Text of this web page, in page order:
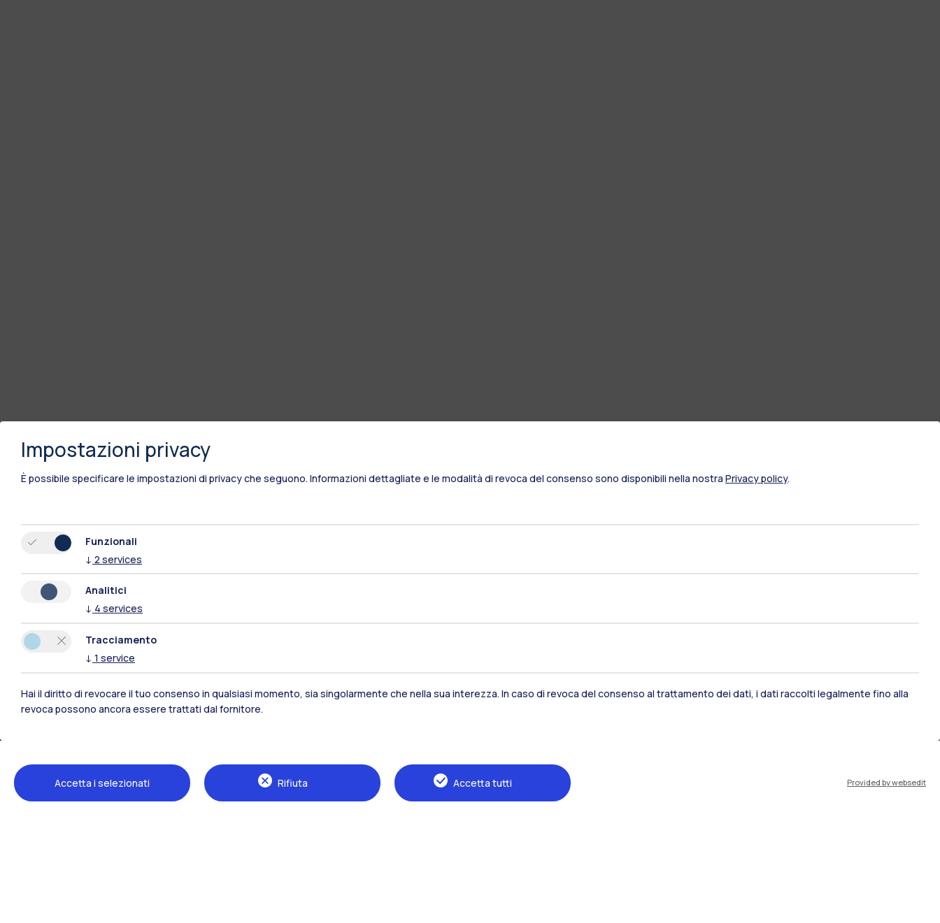
Polimi Community
Tutti i siti dell’ecosistema
Milano Leonardo
Formazione
Impostazioni privacy
È possibile specificare le impostazioni di privacy che seguono. Informazioni dettagliate e le modalità di revoca del consenso sono disponibili nella nostra Privacy policy.
Funzionali
↓ 2 services
Analitici
↓ 4 services
Tracciamento
↓ 1 service
Hai il diritto di revocare il tuo consenso in qualsiasi momento, sia singolarmente che nella sua interezza. In caso di revoca del consenso al trattamento dei dati, i dati raccolti legalmente fino alla
revoca possono ancora essere trattati dal fornitore.
Rifiuta
Accetta i selezionati Accetta tutti Provided by websedit